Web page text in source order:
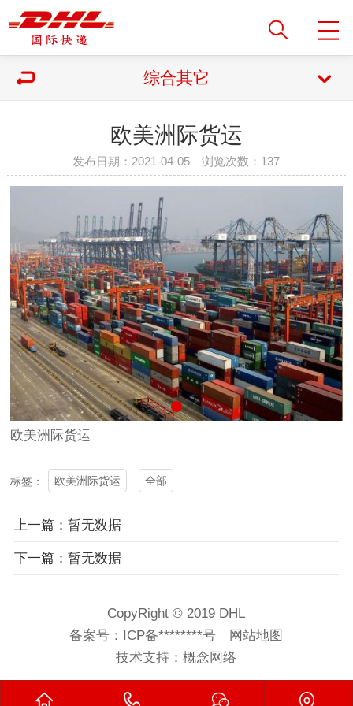
综合其它
欧美洲际货运
发布日期：2021-04-05 浏览次数： 137
欧美洲际货运
标签： 欧美洲际货运 全部
上一篇：暂无数据
下一篇：暂无数据
CopyRight © 2019 DHL
备案号： ICP备********号
网站地图
技术支持：概念网络